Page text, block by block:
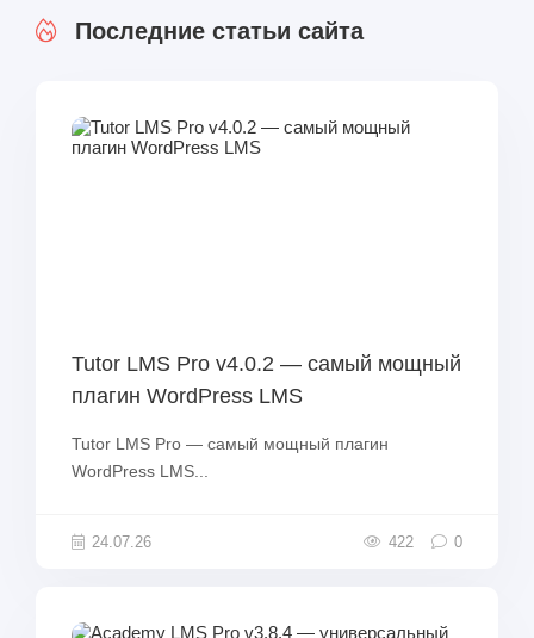
Последние статьи сайта
Tutor LMS Pro v4.0.2 — самый мощный
плагин WordPress LMS
Tutor LMS Pro — самый мощный плагин
WordPress LMS...
24.07.26 422 0